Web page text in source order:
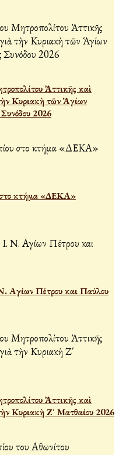
Ἀττικῆς καὶ
Κυριακὴ τῶν Ἁγίων
2026
στο κτήμα «ΔΕΚΑ»
Αγίων Πέτρου και Παύλου
Ἀττικῆς καὶ
Κυριακὴ Ζ΄ Ματθαίου 2026